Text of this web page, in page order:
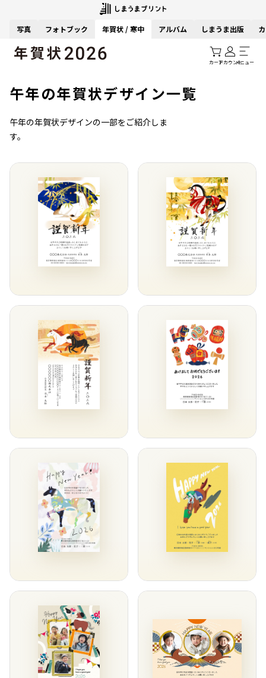
写真 フォトブック 年賀状 / 寒中 アルバム しまうま出版
カートアカウントメニュー
午年の年賀状デザイン一覧
午年の年賀状デザインの一部をご紹介しま
す。